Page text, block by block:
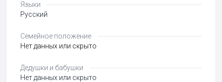
Языки
Русский
Семейное положение
Нет данных или скрыто
Дедушки и бабушки
Нет данных или скрыто